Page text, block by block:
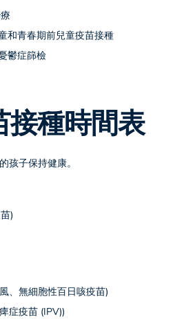
和青春期前兒童疫苗接種
鬱症篩檢
接種時間表
孩子保持健康。
)
、無細胞性百日咳疫苗)
症疫苗 (IPV))